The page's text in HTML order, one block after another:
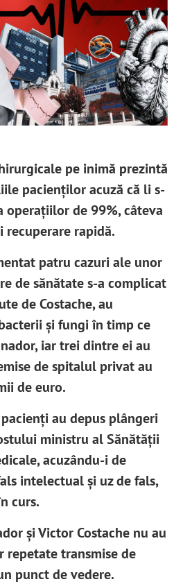
pe inimă prezintă
pacienților acuză că li s-
operațiilor de 99%, câteva
recuperare rapidă.
patru cazuri ale unor
de sănătate s-a complicat
de Costache, au
și fungi în timp ce
iar trei dintre ei au
de spitalul privat au
de euro.
au depus plângeri
ministru al Sănătății
acuzându-i de
intelectual și uz de fals,
curs.
și Victor Costache nu au
repetate transmise de
punct de vedere.